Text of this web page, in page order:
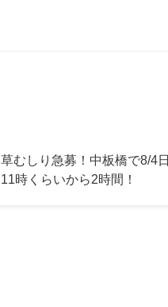
草むしり急募！中板橋で8/4日
11時くらいから2時間！